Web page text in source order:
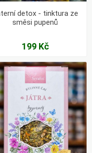
detox - tinktura ze
směsi pupenů
199 Kč